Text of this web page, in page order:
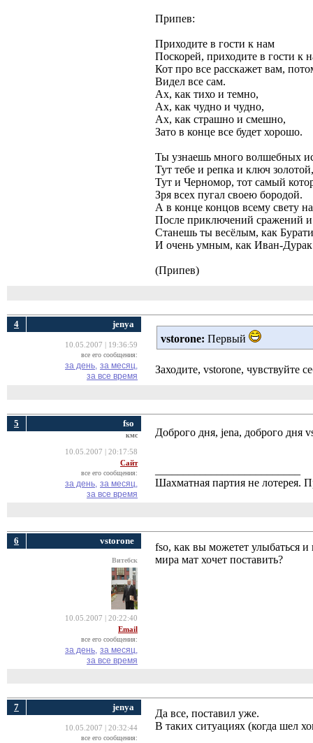
Припев:
Приходите в гости к нам
Поскорей, приходите в гости к
Кот про все расскажет вам,
Видел все сам.
Ах, как тихо и темно,
Ах, как чудно и чудно,
Ах, как страшно и смешно,
Зато в конце все будет хорошо.
Ты узнаешь много волшебных
Тут тебе и репка и ключ золотой,
Тут и Черномор, тот самый
Зря всех пугал своею бородой.
А в конце концов всему свету
После приключений сражений и
Станешь ты весёлым, как
И очень умным, как Иван-Дурак
(Припев)
4 jenya
10.05.2007 | 19:36:59
все его сообщения:
за день, за месяц,
за все время
vstorone: Первый
Заходите, vstorone, чувствуйте
5 fso
кмс
10.05.2007 | 20:17:58
Сайт
все его сообщения:
за день, за месяц,
за все время
Доброго дня, jena, доброго дня
Шахматная партия не
6 vstorone
Витебск
10.05.2007 | 20:22:40
Email
все его сообщения:
за день, за месяц,
за все время
fso, как вы можетет улыбаться
мира мат хочет поставить?
7 jenya
10.05.2007 | 20:32:44
все его сообщения:
Да все, поставил уже.
В таких ситуациях (когда шел